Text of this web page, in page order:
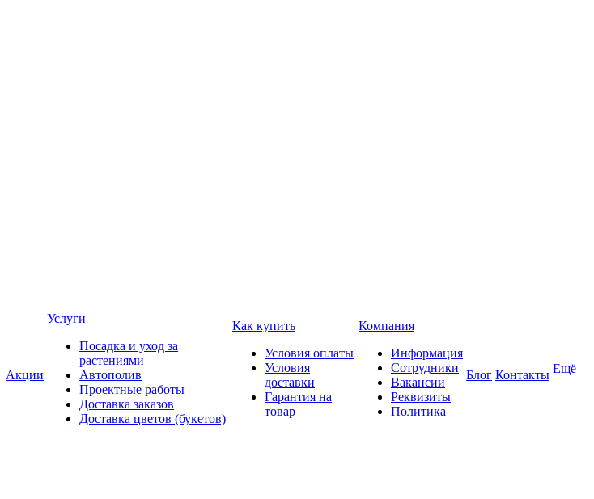
Акции
Услуги
Посадка и уход за
растениями
Автополив
Проектные работы
Доставка заказов
Доставка цветов (букетов)
Как купить
Условия оплаты
Условия
доставки
Гарантия на
товар
Компания
Информация
Сотрудники
Вакансии
Реквизиты
Политика
Блог Контакты Ещё